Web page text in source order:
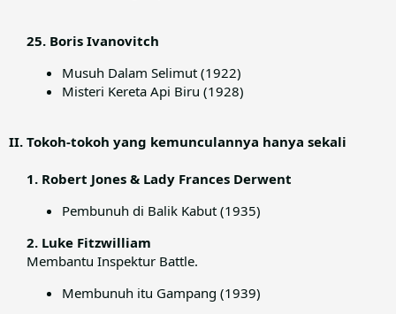
25. Boris Ivanovitch
Musuh Dalam Selimut (1922)
Misteri Kereta Api Biru (1928)
II. Tokoh-tokoh yang kemunculannya hanya sekali
1. Robert Jones & Lady Frances Derwent
Pembunuh di Balik Kabut (1935)
2. Luke Fitzwilliam
Membantu Inspektur Battle.​
Membunuh itu Gampang (1939)